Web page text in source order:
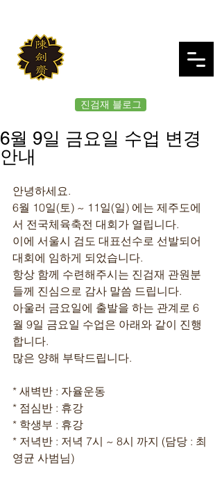
진검재 블로그
6월 9일 금요일 수업 변경
안내
안녕하세요.
6월 10일(토) ~ 11일(일) 에는 제주도에
서 전국체육축전 대회가 열립니다.
이에 서울시 검도 대표선수로 선발되어
대회에 임하게 되었습니다.
항상 함께 수련해주시는 진검재 관원분
들께 진심으로 감사 말씀 드립니다.
아울러 금요일에 출발을 하는 관계로 6
월 9일 금요일 수업은 아래와 같이 진행
합니다.
많은 양해 부탁드립니다.
* 새벽반 : 자율운동
* 점심반 : 휴강
* 학생부 : 휴강
* 저녁반 : 저녁 7시 ~ 8시 까지 (담당 : 최
영균 사범님)